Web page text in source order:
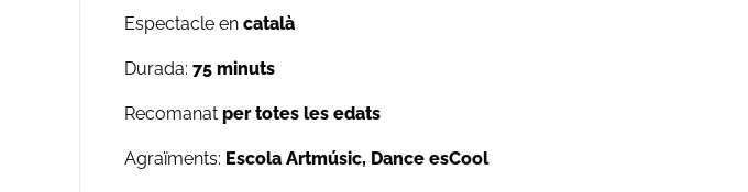
Espectacle en català
Durada: 75 minuts
Recomanat per totes les edats
Agraïments: Escola Artmúsic, Dance esCool